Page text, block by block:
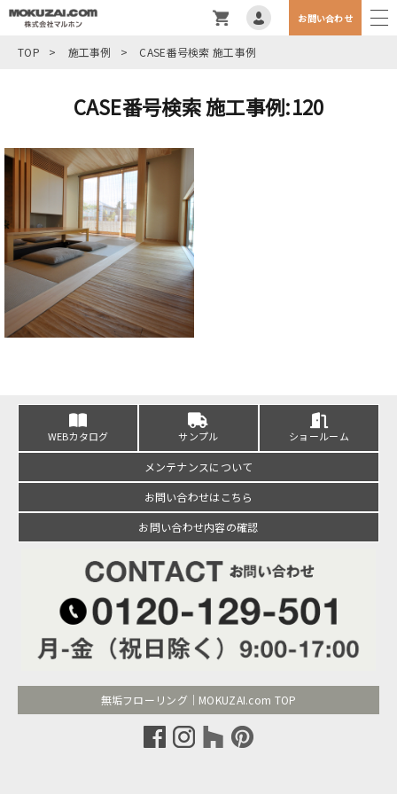
お問い合わせ
TOP > 施工事例 > CASE番号検索 施工事例
CASE番号検索 施工事例:120
WEBカタログ サンプル ショールーム
メンテナンスについて
お問い合わせはこちら
お問い合わせ内容の確認
無垢フローリング｜MOKUZAI.com TOP